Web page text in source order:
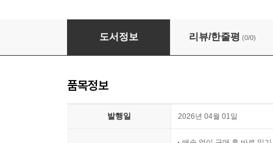
126억 해골병사로 달달한 헌터생활
도서정보 리뷰/한줄평 (0/0)
품목정보
발행일 2026년 04월 01일